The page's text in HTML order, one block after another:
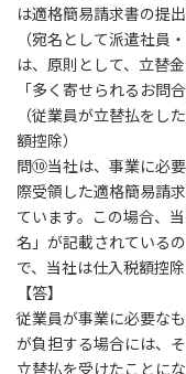
は適格簡易請求書の提
（宛名として派遣社員
は、原則として、立替
「多く寄せられるお問
（従業員が立替払をし
額控除）
問⑩当社は、事業に必
際受領した適格簡易請
ています。この場合、
名」が記載されている
で、当社は仕入税額控
【答】
従業員が事業に必要な
が負担する場合には、
立替払を受けたことにな